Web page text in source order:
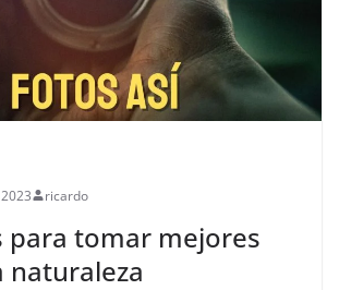
ricardo
para tomar mejores
naturaleza